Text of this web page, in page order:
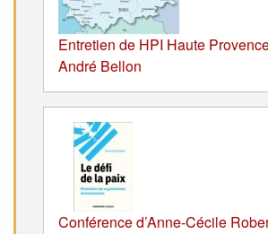
Entretien de HPI Haute
André Bellon
Conférence d’Anne-Cécile